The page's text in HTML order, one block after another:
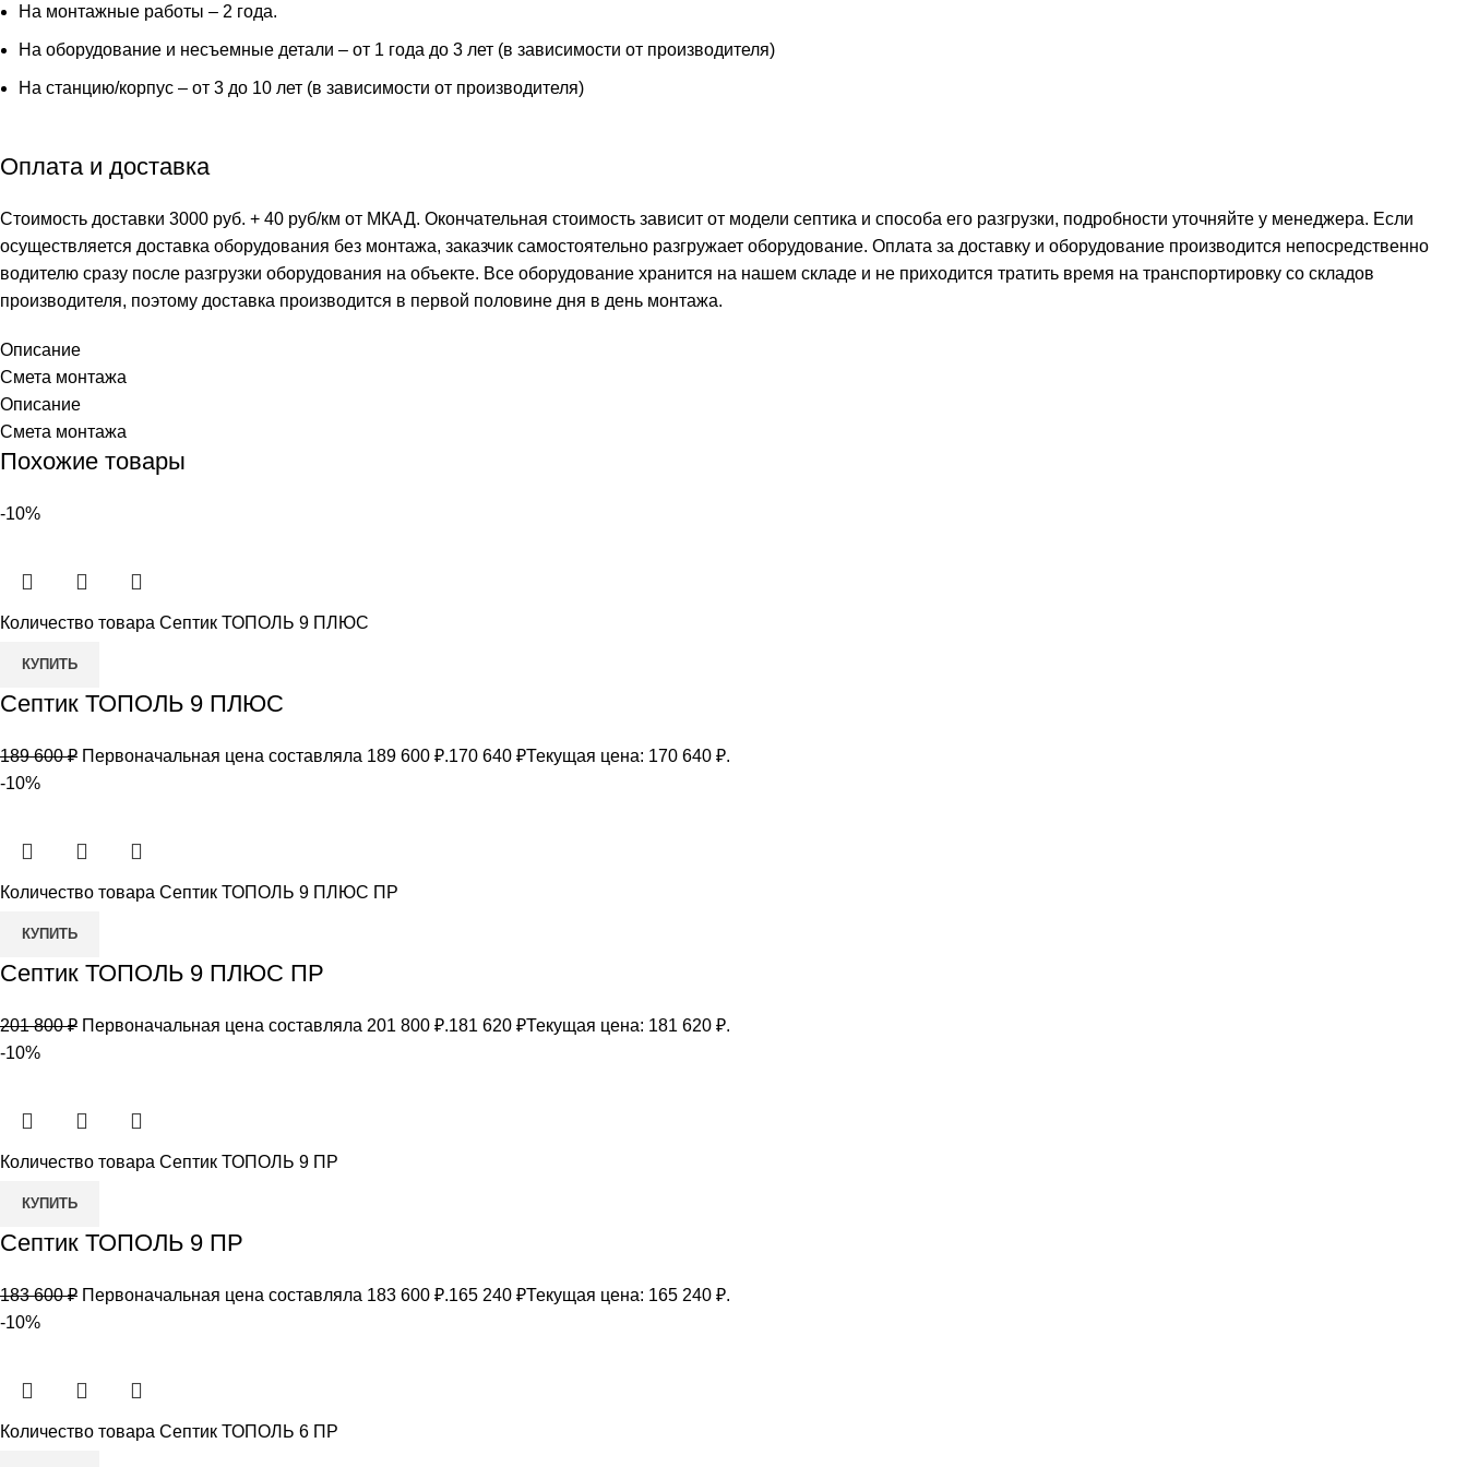
На монтажные работы – 2 года.
На оборудование и несъемные детали – от 1 года до 3 лет (в зависимости от производителя)
На станцию/корпус – от 3 до 10 лет (в зависимости от производителя)
Оплата и доставка
Стоимость доставки 3000 руб. + 40 руб/км от МКАД. Окончательная стоимость зависит от модели септика и способа его разгрузки, подробности уточняйте у менеджера. Если
осуществляется доставка оборудования без монтажа, заказчик самостоятельно разгружает оборудование. Оплата за доставку и оборудование производится непосредственно
водителю сразу после разгрузки оборудования на объекте. Все оборудование хранится на нашем складе и не приходится тратить время на транспортировку со складов
производителя, поэтому доставка производится в первой половине дня в день монтажа.
Описание
Смета монтажа
Описание
Смета монтажа
Похожие товары
-10%
Количество товара Септик ТОПОЛЬ 9 ПЛЮС
КУПИТЬ
Септик ТОПОЛЬ 9 ПЛЮС
189 600₽ Первоначальная цена составляла 189 600 ₽.170 640 ₽Текущая цена: 170 640 ₽.
-10%
Количество товара Септик ТОПОЛЬ 9 ПЛЮС ПР
КУПИТЬ
Септик ТОПОЛЬ 9 ПЛЮС ПР
201 800₽ Первоначальная цена составляла 201 800 ₽.181 620 ₽Текущая цена: 181 620 ₽.
-10%
Количество товара Септик ТОПОЛЬ 9 ПР
КУПИТЬ
Септик ТОПОЛЬ 9 ПР
183 600₽ Первоначальная цена составляла 183 600 ₽.165 240 ₽Текущая цена: 165 240 ₽.
-10%
Количество товара Септик ТОПОЛЬ 6 ПР